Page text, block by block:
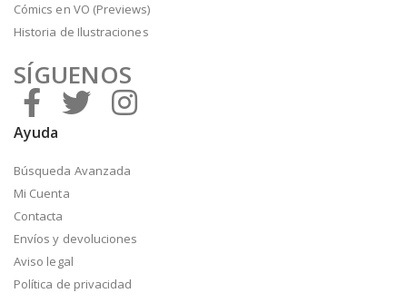
Cómics en VO (Previews)
Historia de Ilustraciones
SÍGUENOS
Ayuda
Búsqueda Avanzada
Mi Cuenta
Contacta
Envíos y devoluciones
Aviso legal
Política de privacidad